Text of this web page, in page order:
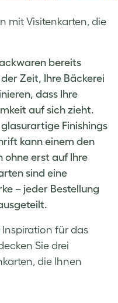
mit Visitenkarten, die
bereits
Zeit, Ihre Bäckerei
dass Ihre
auf sich zieht.
Finishings
kann einem den
ohne erst auf Ihre
sind eine
– jeder Bestellung
für das
Sie drei
die Ihnen